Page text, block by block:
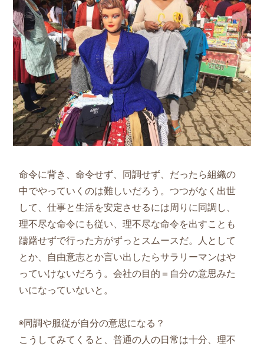
命令に背き、命令せず、同調せず、だったら組織の
中でやっていくのは難しいだろう。つつがなく出世
して、仕事と生活を安定させるには周りに同調し、
理不尽な命令にも従い、理不尽な命令を出すことも
躊躇せずで行った方がずっとスムースだ。人として
とか、自由意志とか言い出したらサラリーマンはや
っていけないだろう。会社の目的＝自分の意思みた
いになっていないと。
◉同調や服従が自分の意思になる？
こうしてみてくると、普通の人の日常は十分、理不